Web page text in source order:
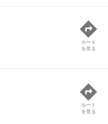
ルート
を見る
ルート
を見る